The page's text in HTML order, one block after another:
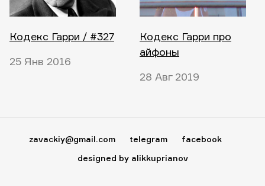
Кодекс Гарри / #327
25 Янв 2016
Кодекс Гарри про
айфоны
28 Авг 2019
zavackiy@gmail.com telegram
facebook
designed by alikkuprianov